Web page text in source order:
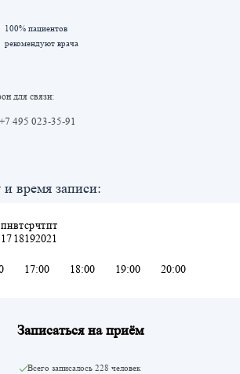
100% пациентов
рекомендуют врача
для связи:
+7 495 023-35-91
время записи:
пн
17
вт
18
ср
19
чт
20
пт
21
17:00 18:00 19:00 20:00
Записаться на приём
Всего записалось 228 человек